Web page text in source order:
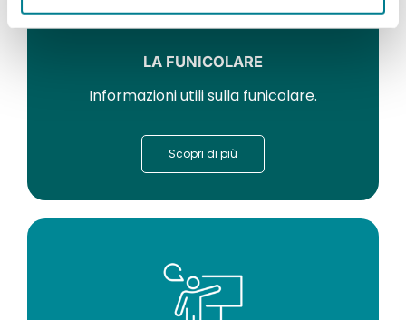
LA FUNICOLARE
Informazioni utili sulla funicolare.
Scopri di più